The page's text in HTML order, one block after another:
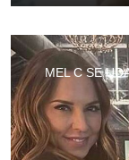
MEL C SE